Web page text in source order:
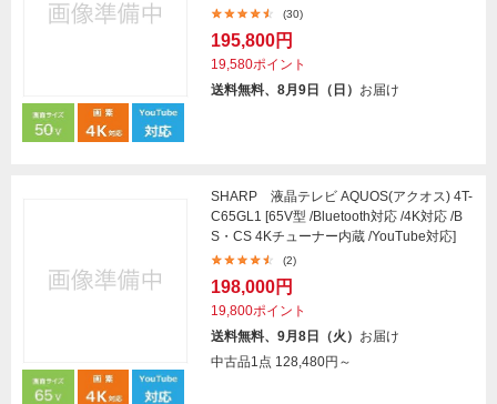
(30)
195,800円
19,580ポイント
送料無料、8月9日（日） お届け
SHARP 液晶テレビ AQUOS(アクオス) 4T-
C65GL1 [65V型 /Bluetooth対応 /4K対応 /B
S・CS 4Kチューナー内蔵 /YouTube対応]
(2)
198,000円
19,800ポイント
送料無料、9月8日（火） お届け
中古品1点 128,480円～